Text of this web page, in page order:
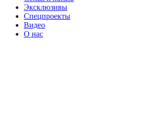
Эксклюзивы
Спецпроекты
Видео
О нас